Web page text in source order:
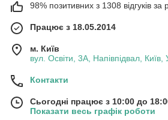
98% позитивних з 1308 відгуків за
Працює з 18.05.2014
м. Київ
вул. Освіти, 3А, Напівпідвал, Київ,
Контакти
Сьогодні працює з 10:00 до
Показати весь графік роботи